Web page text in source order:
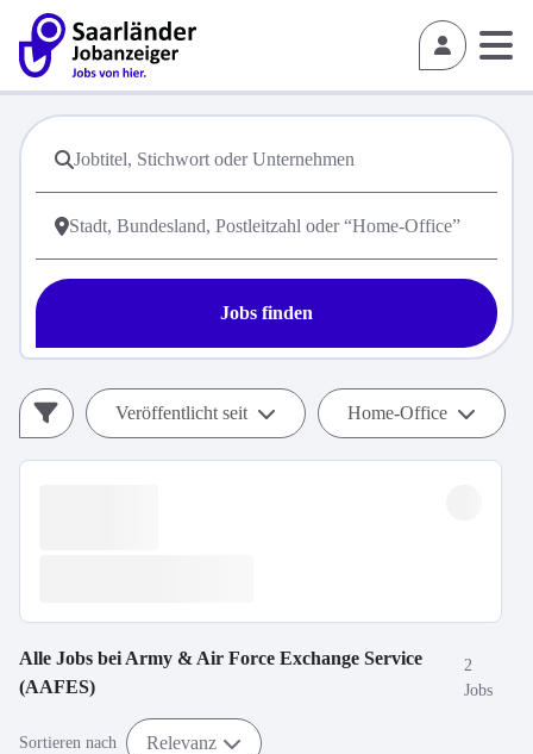
Jobs finden
Veröffentlicht seit Home-Office
Alle Jobs bei Army & Air Force Exchange Service
(AAFES)
2
Jobs
Sortieren nach Relevanz